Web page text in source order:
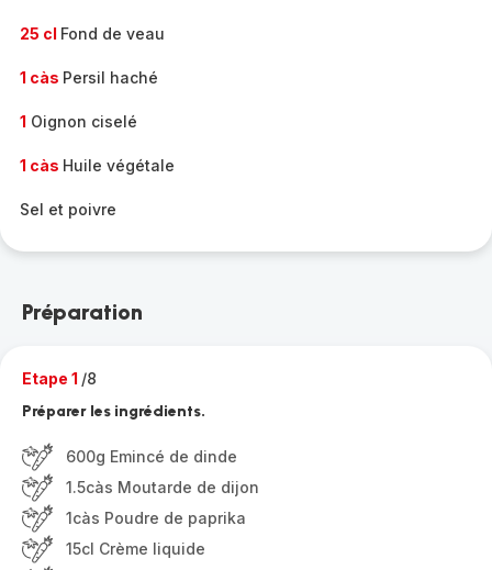
25 cl Fond de veau
1 càs Persil haché
1 Oignon ciselé
1 càs Huile végétale
Sel et poivre
Préparation
Etape 1 /8
Préparer les ingrédients.
600g Emincé de dinde
1.5càs Moutarde de dijon
1càs Poudre de paprika
15cl Crème liquide